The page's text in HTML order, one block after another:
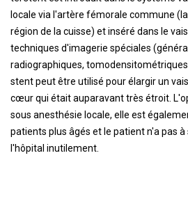
locale via l'artère fémorale commune
région de la cuisse) et inséré dans le
techniques d'imagerie spéciales
radiographiques, tomodensitométriques
stent peut être utilisé pour élargir un
cœur qui était auparavant très étroit.
sous anesthésie locale, elle est
patients plus âgés et le patient n'a pas à
l'hôpital inutilement.